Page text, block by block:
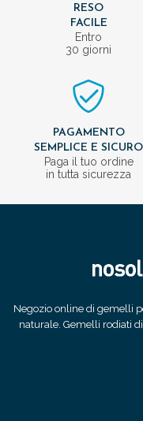
RESO
FACILE
Entro
30 giorni
PAGAMENTO
SEMPLICE E SICURO
Paga il tuo ordine
in tutta sicurezza
Negozio online di gemelli
naturale. Gemelli rodiati